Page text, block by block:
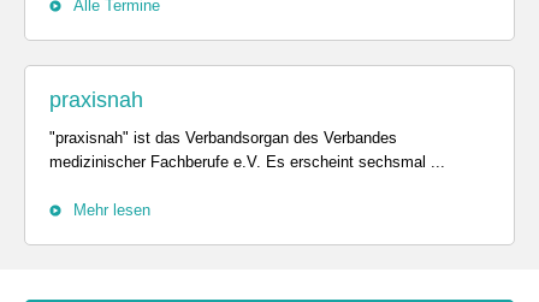
Alle Termine
praxisnah
"praxisnah" ist das Verbandsorgan des Verbandes
medizinischer Fachberufe e.V. Es erscheint sechsmal ...
Mehr lesen